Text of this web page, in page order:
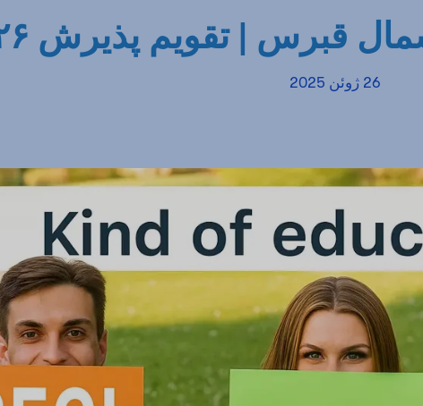
قبرس | تقویم پذیرش ۲۰۲۶
26 ژوئن 2025